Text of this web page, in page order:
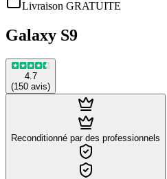
Livraison GRATUITE
Galaxy S9
4.7
(150 avis)
Reconditionné par des professionnels